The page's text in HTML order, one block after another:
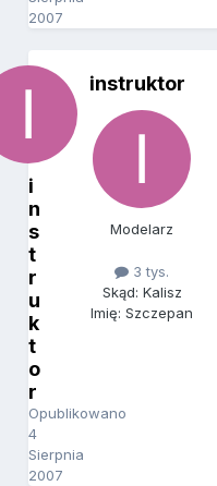
2007
i
n
s
t
r
u
k
t
o
r
Opublikowano
4
Sierpnia
2007
instruktor
Modelarz
3 tys.
Skąd: Kalisz
Imię: Szczepan